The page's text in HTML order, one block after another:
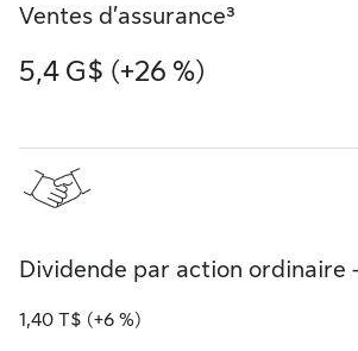
Ventes d’assurance³
5,4 G$ (+26 %)
Dividende par action ordinaire
1,40 T$ (+6 %)